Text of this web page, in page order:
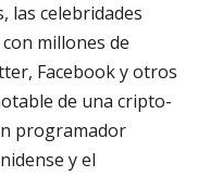
las celebridades
millones de
Facebook y otros
de una cripto-
programador
y el